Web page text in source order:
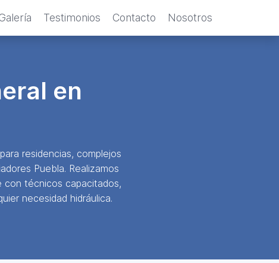
Testimonios Contacto Nosotros
en
residencias, complejos
Puebla. Realizamos
con técnicos capacitados,
necesidad hidráulica.